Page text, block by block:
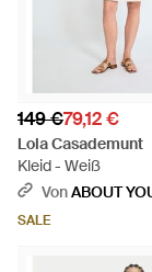
149 €79,12 €
Lola Casademunt
Kleid - Weiß
VonABOUT
SALE